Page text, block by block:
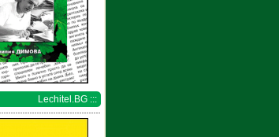
Lechitel.BG :::